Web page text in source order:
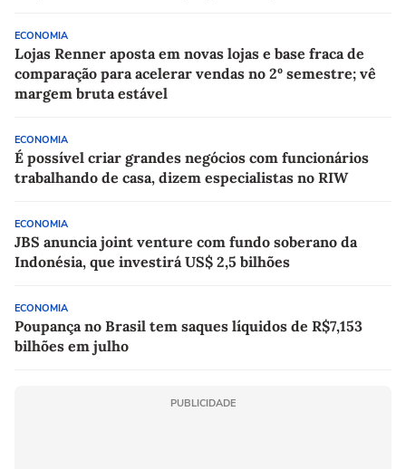
ECONOMIA
Lojas Renner aposta em novas lojas e base fraca de
comparação para acelerar vendas no 2º semestre; vê
margem bruta estável
ECONOMIA
É possível criar grandes negócios com funcionários
trabalhando de casa, dizem especialistas no RIW
ECONOMIA
JBS anuncia joint venture com fundo soberano da
Indonésia, que investirá US$ 2,5 bilhões
ECONOMIA
Poupança no Brasil tem saques líquidos de R$7,153
bilhões em julho
PUBLICIDADE